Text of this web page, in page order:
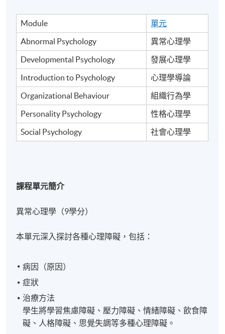
Module
單元
Abnormal Psychology
異常心理學
Developmental Psychology
發展心理學
Introduction to Psychology
心理學導論
Organizational Behaviour
組織行為學
Personality Psychology
性格心理學
Social Psychology
社會心理學
課程單元簡介
異常心理學（9學分）
本單元深入探討各種心理障礙，包括：
病因（原因）
症狀
治療方法
學生將學習焦慮障礙、壓力障礙、情緒障礙、飲食障
礙、人格障礙、思覺失調等多種心理障礙。